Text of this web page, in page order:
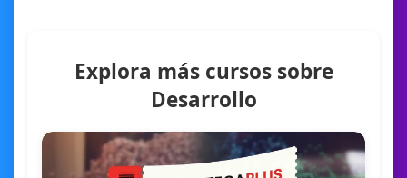
Explora más cursos sobre
Desarrollo